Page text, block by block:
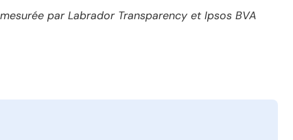
par Labrador Transparency et Ipsos BVA